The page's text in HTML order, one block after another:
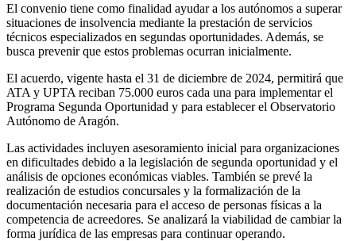
El convenio tiene como finalidad ayudar a los autónomos a superar
situaciones de insolvencia mediante la prestación de servicios
técnicos especializados en segundas oportunidades. Además, se
busca prevenir que estos problemas ocurran inicialmente.
El acuerdo, vigente hasta el 31 de diciembre de 2024, permitirá que
ATA y UPTA reciban 75.000 euros cada una para implementar el
Programa Segunda Oportunidad y para establecer el Observatorio
Autónomo de Aragón.
Las actividades incluyen asesoramiento inicial para organizaciones
en dificultades debido a la legislación de segunda oportunidad y el
análisis de opciones económicas viables. También se prevé la
realización de estudios concursales y la formalización de la
documentación necesaria para el acceso de personas físicas a la
competencia de acreedores. Se analizará la viabilidad de cambiar la
forma jurídica de las empresas para continuar operando.